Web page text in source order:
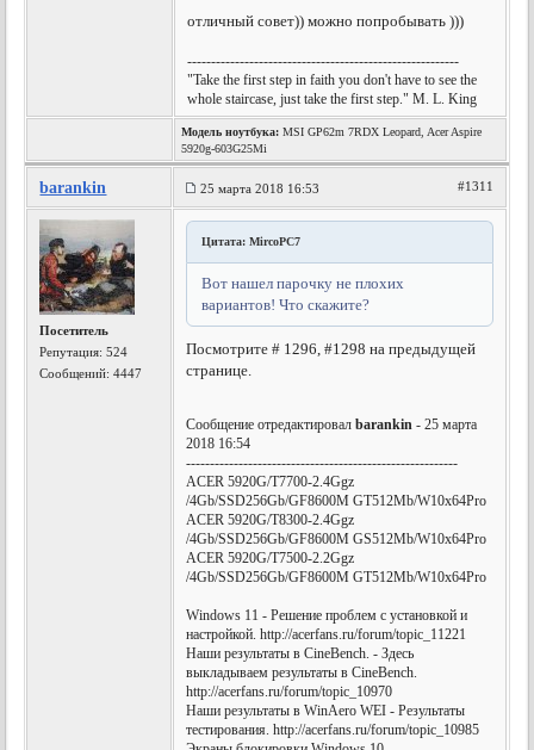
отличный совет)) можно попробывать )))
---------------------------------------------------------
"Take the first step in faith you don't have to see the
whole staircase, just take the first step." M. L. King
Модель ноутбука: MSI GP62m 7RDX Leopard, Acer Aspire
5920g-603G25Mi
barankin 25 марта 2018 16:53 #1311
Посетитель
Репутация:524
Сообщений: 4447
Цитата: MircoPC7
Вот нашел парочку не плохих
вариантов! Что скажите?
Посмотрите # 1296, #1298 на предыдущей
странице.
Сообщение отредактировалbarankin - 25 марта
2018 16:54
---------------------------------------------------------
ACER 5920G/T7700-2.4Ggz
/4Gb/SSD256Gb/GF8600M GT512Mb/W10x64Pro
ACER 5920G/T8300-2.4Ggz
/4Gb/SSD256Gb/GF8600M GS512Mb/W10x64Pro
ACER 5920G/T7500-2.2Ggz
/4Gb/SSD256Gb/GF8600M GT512Mb/W10x64Pro
Windows 11 - Решение проблем с установкой и
настройкой. http://acerfans.ru/forum/topic_11221
Наши результаты в CineBench. - Здесь
выкладываем результаты в CineBench.
http://acerfans.ru/forum/topic_10970
Наши результаты в WinAero WEI - Результаты
тестирования. http://acerfans.ru/forum/topic_10985